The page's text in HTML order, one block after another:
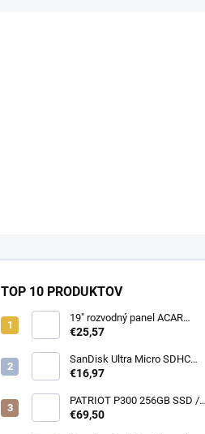
TOP 10 PRODUKTOV
19" rozvodný panel ACAR
8x230V, vypínač, indikátor
kabel 3m Acar S8 FA
€25,57
SanDisk Ultra Micro SDHC
32GB 120MB/s A1+ada
€16,97
PATRIOT P300 256GB SSD /
Interní / M.2 PCIe Gen3 x4
€69,50